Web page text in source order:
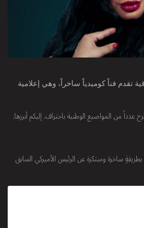
تقدم فناً كوميدياً ساخراً، وهي إعلامية
من المواضيع الوطنية باحتراف. إليكم أبرزها.
ساخرة ومبتكرة عن الرئيس الأميركي السابق